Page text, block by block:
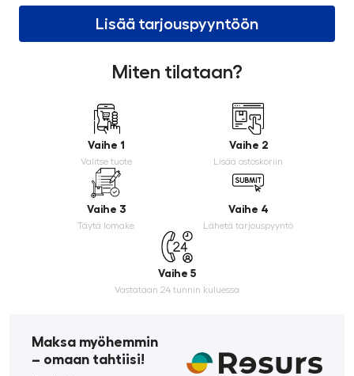
Lisää tarjouspyyntöön
Miten tilataan?
Vaihe 1
Valitse tuote
Vaihe 2
Lisää ostoskoriin
Vaihe 3
Täytä lomake
Vaihe 4
Lähetä tarjouspyyntö
Vaihe 5
Vastataan 24 tunnin kuluessa
Maksa myöhemmin
­– omaan tahtiisi!